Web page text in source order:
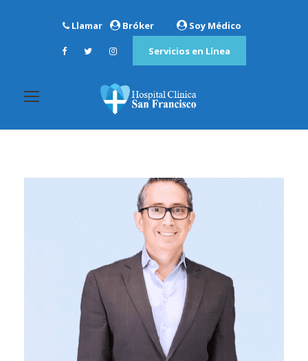
Llamar Bróker Soy Médico
Servicios en Línea